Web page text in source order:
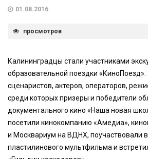
01.08.2016
просмотров
Калининградцы стали участниками
образовательной поездки
сценаристов, актеров, операторов,
среди которых призеры и победители
документального кино «Наша новая
посетили кинокомпанию «Амедиа»,
и Москвариум на ВДНХ, поучаствовали
пластилинового мультфильма и